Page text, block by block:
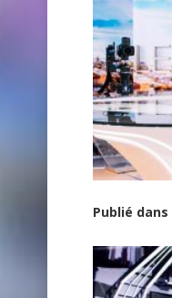
Publié dans